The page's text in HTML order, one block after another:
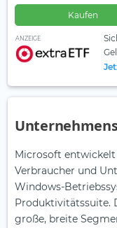
Kaufen
ANZEIGE
Microsoft
Verbraucher und
Windows-
Produktivitätssuite.
große, breite